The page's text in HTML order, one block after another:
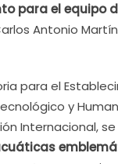
para el equipo
Antonio
para el
y
Internacional,